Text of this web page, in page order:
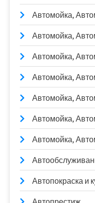
Автомойка,
Автомойка,
Автомойка,
Автомойка,
Автомойка,
Автомойка,
Автомойка,
Автопокраска и